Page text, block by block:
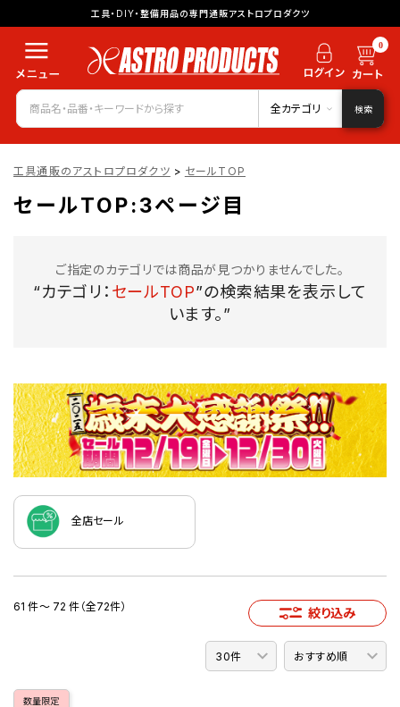
工具・DIY・整備用品の専門通販アストロプロダクツ
0
全カテゴリ 検索
工具通販のアストロプロダクツ > セールTOP
セールTOP:3ページ目
ご指定のカテゴリでは商品が見つかりませんでした。
“カテゴリ： セールTOP”の検索結果を表示して
います。”
全店セール
61 件～ 72 件（全72件） 絞り込み
数量限定